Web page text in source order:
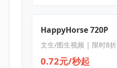
HappyHorse 720P
文生/图生视频 | 限时8折
0.72元/秒起